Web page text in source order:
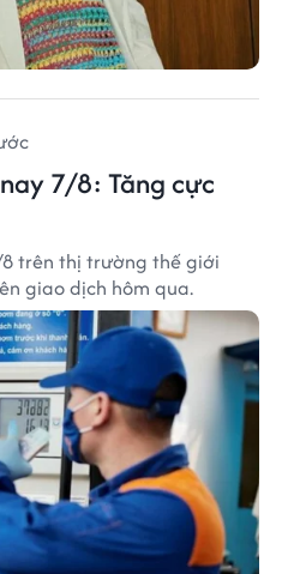
7/8: Tăng cực
trên thị trường thế giới
giao dịch hôm qua.